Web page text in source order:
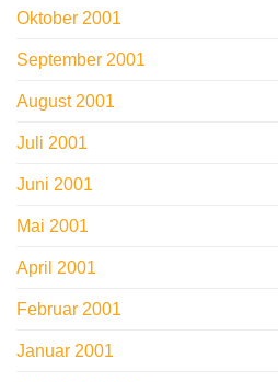
Oktober 2001
September 2001
August 2001
Juli 2001
Juni 2001
Mai 2001
April 2001
Februar 2001
Januar 2001